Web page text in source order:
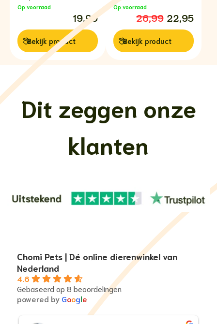
Op voorraad
19,99
Bekijk product
Op voorraad
26,99
Oorspronkelijke
prijs
was:
22,95
Huidige
prijs
is:
Bekijk product
Dit zeggen onze
klanten
Chomi Pets | Dé online dierenwinkel van
Nederland
4.6
Gebaseerd op 8 beoordelingen
powered by Google